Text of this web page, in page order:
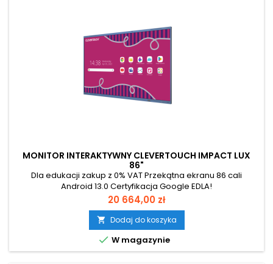
MONITOR INTERAKTYWNY CLEVERTOUCH IMPACT LUX
86"
Dla edukacji zakup z 0% VAT Przekątna ekranu 86 cali
Android 13.0 Certyfikacja Google EDLA!
Cena
20 664,00 zł
 Dodaj do koszyka
 W magazynie